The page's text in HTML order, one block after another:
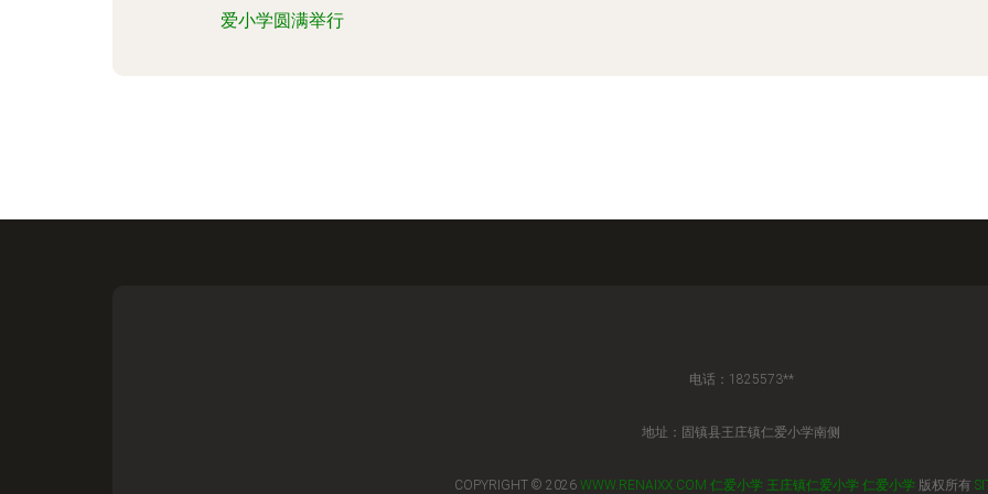
爱小学圆满举行
电话：1825573**
地址：固镇县王庄镇仁爱小学南侧
COPYRIGHT © 2026 WWW.RENAIXX.COM 仁爱小学 王庄镇仁爱小学 仁爱小学 版权所有